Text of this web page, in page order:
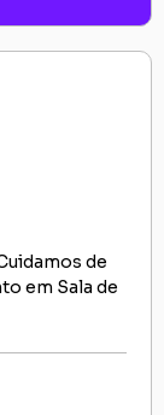
de
em Sala de